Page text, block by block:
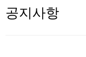
공지사항